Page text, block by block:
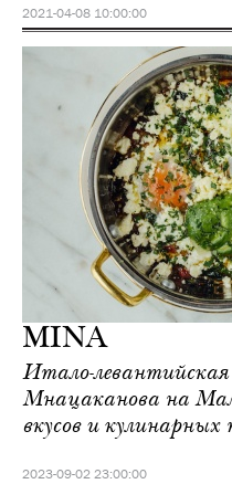
2021-04-08 10:00:00
MINA
Итало-
Мнацаканова на
вкусов и
2023-09-02 23:00:00